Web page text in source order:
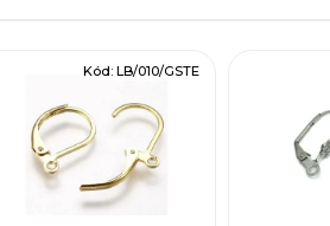
Kód: LB/010/GSTE